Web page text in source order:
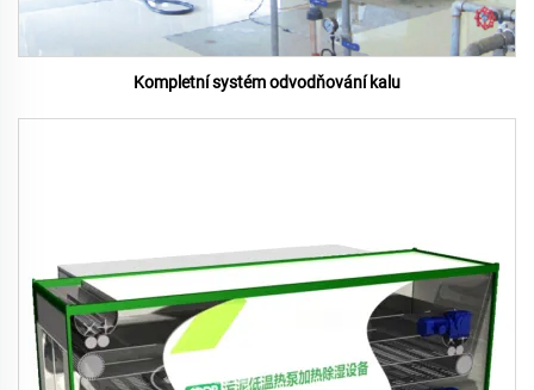
Kompletní systém odvodňování kalu